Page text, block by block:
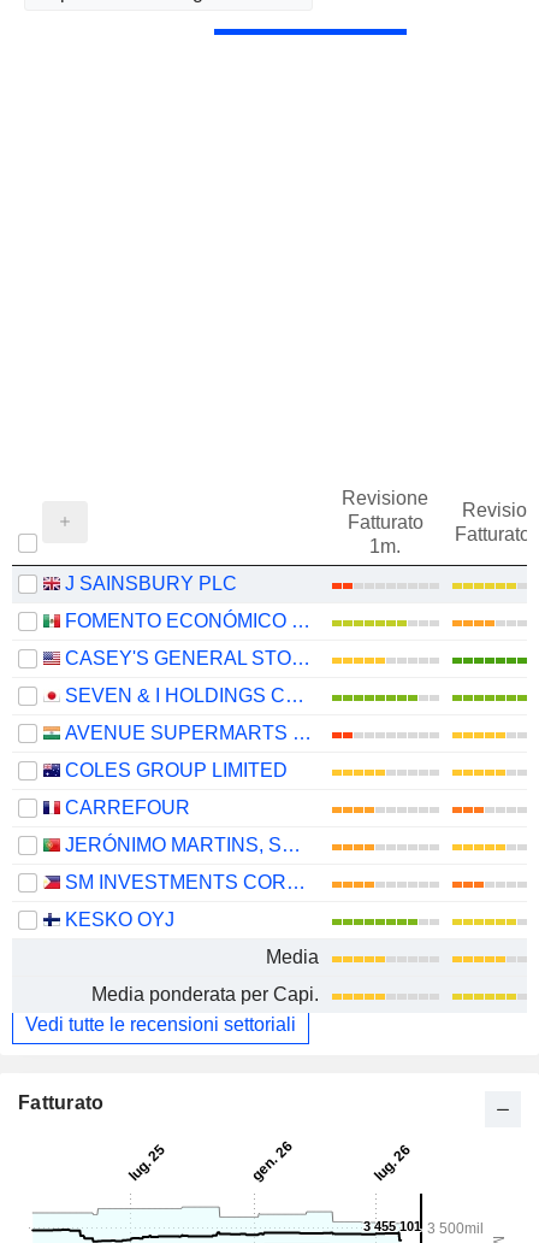
Revisione
Fatturato
1m.
Fatturato
J SAINSBURY PLC
FOMENTO ECONÓMICO MEXICANO, S.A.B. DE C.V.
CASEY'S GENERAL STORES, INC.
SEVEN & I HOLDINGS CO., LTD.
AVENUE SUPERMARTS LIMITED
COLES GROUP LIMITED
CARREFOUR
JERÓNIMO MARTINS, SGPS, S.A.
SM INVESTMENTS CORPORATION
KESKO OYJ
Media
Media ponderata per Capi.
Vedi tutte le recensioni settoriali
Fatturato